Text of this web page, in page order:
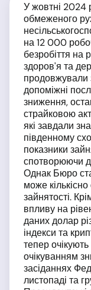
У жовтні 2024
обмеженого
на 12 000
безробіття на
здоров'я та
продовжували
допоміжні
зниження,
страйковою
які завдали
південному
показники
спотворюючи
Однак Бюро
може
зайнятості.
впливу на
даних долар
індекси та
тепер
очікуванням
засіданнях
листопаді та